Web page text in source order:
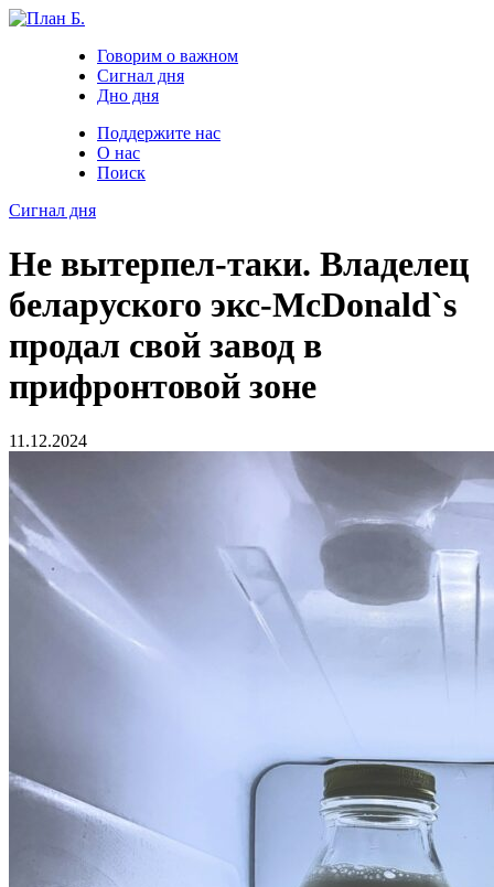
Говорим о важном
Сигнал дня
Дно дня
Поддержите нас
О нас
Поиск
Сигнал дня
Не вытерпел-таки. Владелец
беларуского экс-McDonald`s
продал свой завод в
прифронтовой зоне
11.12.2024